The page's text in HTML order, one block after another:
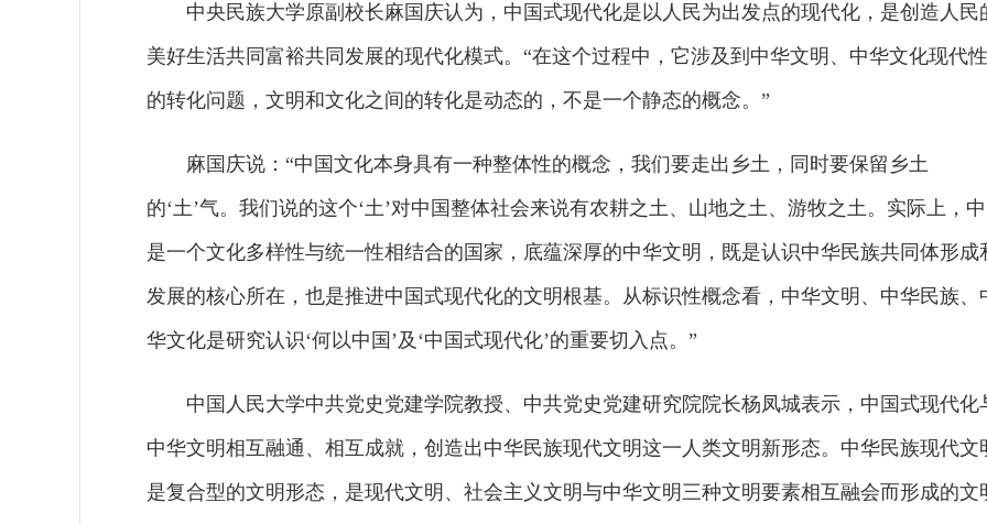
中央民族大学原副校长麻国庆认为，中国式现代化是以人民为出发点的现代化，是创造人民
美好生活共同富裕共同发展的现代化模式。“在这个过程中，它涉及到中华文明、中华文化现代性
的转化问题，文明和文化之间的转化是动态的，不是一个静态的概念。”
麻国庆说：“中国文化本身具有一种整体性的概念，我们要走出乡土，同时要保留乡土
的‘土’气。我们说的这个‘土’对中国整体社会来说有农耕之土、山地之土、游牧之土。实际上，中
是一个文化多样性与统一性相结合的国家，底蕴深厚的中华文明，既是认识中华民族共同体形成
发展的核心所在，也是推进中国式现代化的文明根基。从标识性概念看，中华文明、中华民族、
华文化是研究认识‘何以中国’及‘中国式现代化’的重要切入点。”
中国人民大学中共党史党建学院教授、中共党史党建研究院院长杨凤城表示，中国式现代化
中华文明相互融通、相互成就，创造出中华民族现代文明这一人类文明新形态。中华民族现代文
是复合型的文明形态，是现代文明、社会主义文明与中华文明三种文明要素相互融会而形成的文